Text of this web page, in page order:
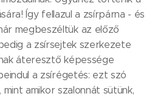
Így fellazul a zsírpárna - és
megbeszéltük az előző
a zsírsejtek szerkezete
áteresztő képessége
a zsírégetés: ezt szó
amikor szalonnát sütünk,